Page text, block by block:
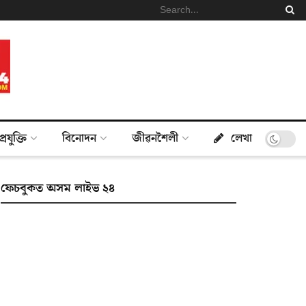
প্ৰযুক্তি বিনোদন জীৱনশৈলী লেখা
ফেচবুকত অসম লাইভ ২৪